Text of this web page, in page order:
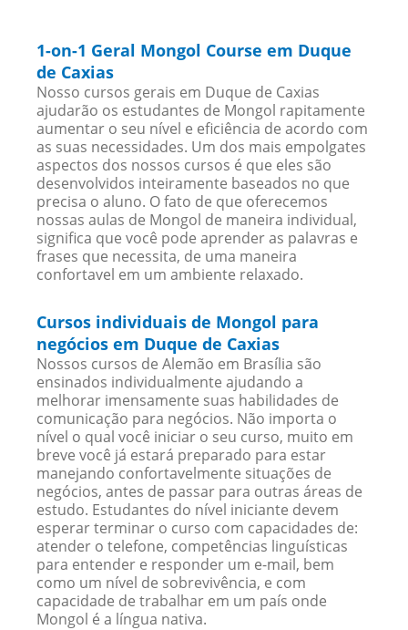
1-on-1 Geral Mongol Course em Duque
de Caxias
Nosso cursos gerais em Duque de Caxias
ajudarão os estudantes de Mongol rapitamente
aumentar o seu nível e eficiência de acordo com
as suas necessidades. Um dos mais empolgates
aspectos dos nossos cursos é que eles são
desenvolvidos inteiramente baseados no que
precisa o aluno. O fato de que oferecemos
nossas aulas de Mongol de maneira individual,
significa que você pode aprender as palavras e
frases que necessita, de uma maneira
confortavel em um ambiente relaxado.
Cursos individuais de Mongol para
negócios em Duque de Caxias
Nossos cursos de Alemão em Brasília são
ensinados individualmente ajudando a
melhorar imensamente suas habilidades de
comunicação para negócios. Não importa o
nível o qual você iniciar o seu curso, muito em
breve você já estará preparado para estar
manejando confortavelmente situações de
negócios, antes de passar para outras áreas de
estudo. Estudantes do nível iniciante devem
esperar terminar o curso com capacidades de:
atender o telefone, competências linguísticas
para entender e responder um e-mail, bem
como um nível de sobrevivência, e com
capacidade de trabalhar em um país onde
Mongol é a língua nativa.